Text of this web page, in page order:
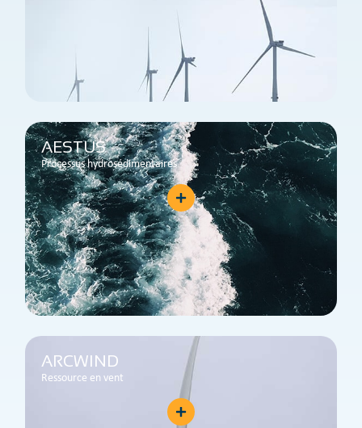
AESTUS
Processus hydrosédimentaires
ARCWIND
Ressource en vent